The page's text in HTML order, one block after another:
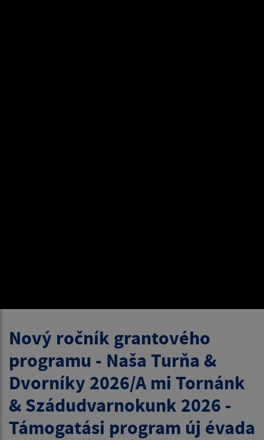
Nový ročník grantového
programu - Naša Turňa &
Dvorníky 2026/A mi Tornánk
& Szádudvarnokunk 2026 -
Támogatási program új évada